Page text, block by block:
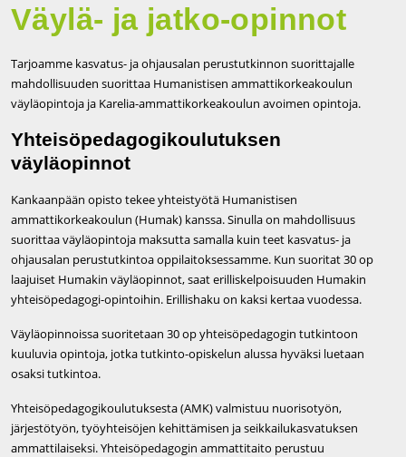
Väylä- ja jatko-opinnot
Tarjoamme kasvatus- ja ohjausalan perustutkinnon suorittajalle
mahdollisuuden suorittaa Humanistisen ammattikorkeakoulun
väyläopintoja ja Karelia-ammattikorkeakoulun avoimen opintoja.
Yhteisöpedagogikoulutuksen
väyläopinnot
Kankaanpään opisto tekee yhteistyötä Humanistisen
ammattikorkeakoulun (Humak) kanssa. Sinulla on mahdollisuus
suorittaa väyläopintoja maksutta samalla kuin teet kasvatus- ja
ohjausalan perustutkintoa oppilaitoksessamme. Kun suoritat 30 op
laajuiset Humakin väyläopinnot, saat erilliskelpoisuuden Humakin
yhteisöpedagogi-opintoihin. Erillishaku on kaksi kertaa vuodessa.
Väyläopinnoissa suoritetaan 30 op yhteisöpedagogin tutkintoon
kuuluvia opintoja, jotka tutkinto-opiskelun alussa hyväksi luetaan
osaksi tutkintoa.
Yhteisöpedagogikoulutuksesta (AMK) valmistuu nuorisotyön,
järjestötyön, työyhteisöjen kehittämisen ja seikkailukasvatuksen
ammattilaiseksi. Yhteisöpedagogin ammattitaito perustuu